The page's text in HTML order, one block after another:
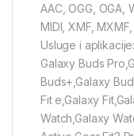
AAC, OGG, OGA,
MIDI, XMF,
Usluge i
Galaxy Buds
Buds+,Galaxy
Fit e,Galaxy
Watch,Galaxy